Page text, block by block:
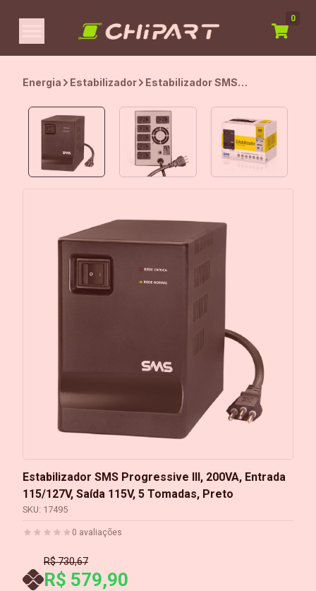
0
Energia Estabilizador
Estabilizador SMS
Entrada 115/127V, Saída 115V,
5 Tomadas, Preto
Estabilizador SMS Progressive III, 200VA, Entrada
115/127V, Saída 115V, 5 Tomadas, Preto
SKU: 17495
0 avaliações
R$ 730,67
R$ 579,90